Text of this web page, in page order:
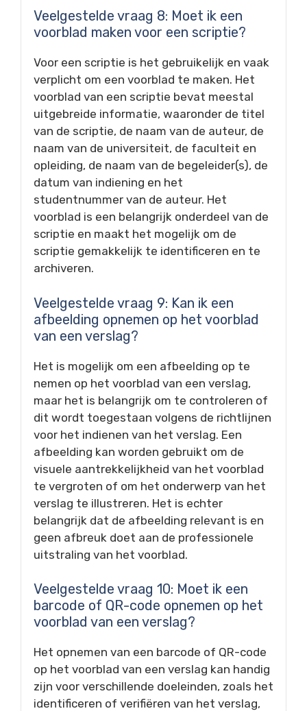
Veelgestelde vraag 8: Moet ik een
voorblad maken voor een scriptie?
Voor een scriptie is het gebruikelijk en vaak
verplicht om een voorblad te maken. Het
voorblad van een scriptie bevat meestal
uitgebreide informatie, waaronder de titel
van de scriptie, de naam van de auteur, de
naam van de universiteit, de faculteit en
opleiding, de naam van de begeleider(s), de
datum van indiening en het
studentnummer van de auteur. Het
voorblad is een belangrijk onderdeel van de
scriptie en maakt het mogelijk om de
scriptie gemakkelijk te identificeren en te
archiveren.
Veelgestelde vraag 9: Kan ik een
afbeelding opnemen op het voorblad
van een verslag?
Het is mogelijk om een afbeelding op te
nemen op het voorblad van een verslag,
maar het is belangrijk om te controleren of
dit wordt toegestaan volgens de richtlijnen
voor het indienen van het verslag. Een
afbeelding kan worden gebruikt om de
visuele aantrekkelijkheid van het voorblad
te vergroten of om het onderwerp van het
verslag te illustreren. Het is echter
belangrijk dat de afbeelding relevant is en
geen afbreuk doet aan de professionele
uitstraling van het voorblad.
Veelgestelde vraag 10: Moet ik een
barcode of QR-code opnemen op het
voorblad van een verslag?
Het opnemen van een barcode of QR-code
op het voorblad van een verslag kan handig
zijn voor verschillende doeleinden, zoals het
identificeren of verifiëren van het verslag,